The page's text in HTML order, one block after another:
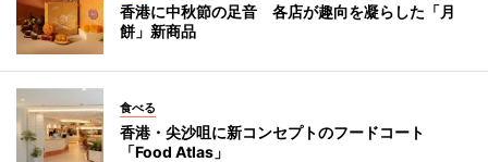
香港に中秋節の足音 各店が趣向を凝らした「月
餅」新商品
食べる
香港・尖沙咀に新コンセプトのフードコート
「Food Atlas」